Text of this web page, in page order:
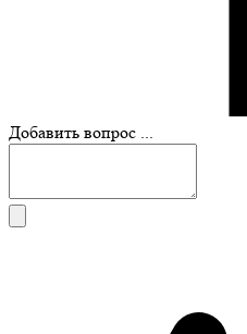
Добавить вопрос ...